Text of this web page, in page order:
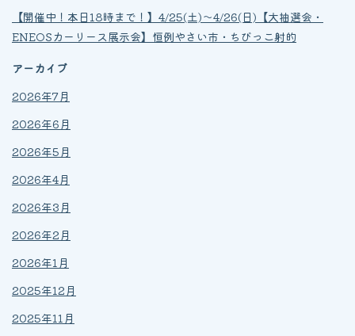
【開催中！本日18時まで！】4/25(土)～4/26(日)【大抽選会・
ENEOSカーリース展示会】恒例やさい市・ちびっこ射的
アーカイブ
2026年7月
2026年6月
2026年5月
2026年4月
2026年3月
2026年2月
2026年1月
2025年12月
2025年11月